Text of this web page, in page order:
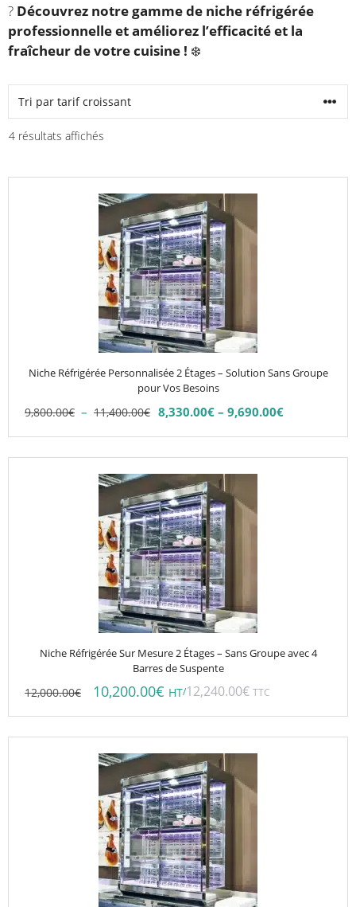
? Découvrez notre gamme de niche réfrigérée
professionnelle et améliorez l’efficacité et la
fraîcheur de votre cuisine ! ❄️
4 résultats affichés
Niche Réfrigérée Personnalisée 2 Étages – Solution Sans Groupe
pour Vos Besoins
9,800.00€ – 11,400.00€Plage
9,800.00€
à
11,400.00€
8,330.00€ – 9,690.00€
Plage
de
choisies
produit
Niche Réfrigérée Sur Mesure 2 Étages – Sans Groupe avec 4
Barres de Suspente
12,000.00€ 10,200.00€ HT/12,240.00€ TTC